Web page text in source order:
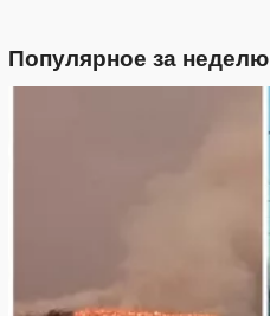
Популярное за неделю